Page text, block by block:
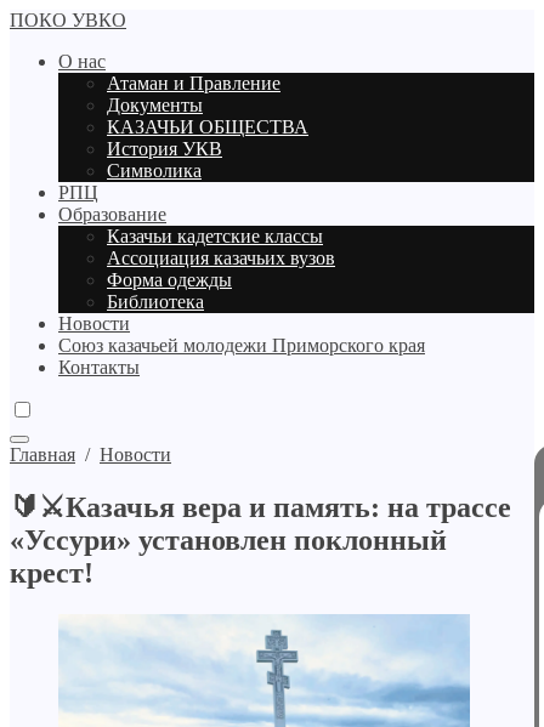
ПОКО УВКО
О нас
Атаман и Правление
Документы
КАЗАЧЬИ ОБЩЕСТВА
История УКВ
Символика
РПЦ
Образование
Казачьи кадетские классы
Ассоциация казачьих вузов
Форма одежды
Библиотека
Новости
Союз казачьей молодежи Приморского края
Контакты
Главная / Новости
🔰⚔Казачья вера и память: на трассе
«Уссури» установлен поклонный
крест!